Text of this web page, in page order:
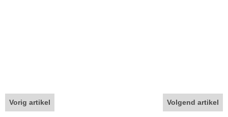
Vorig artikel Volgend artikel